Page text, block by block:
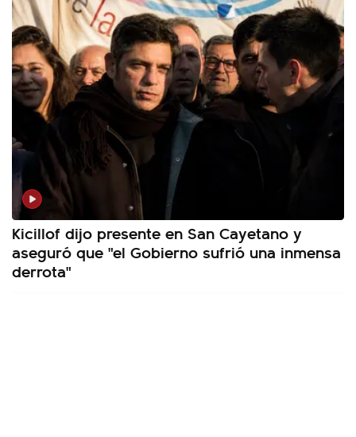
Kicillof dijo presente en San Cayetano y
aseguró que "el Gobierno sufrió una inmensa
derrota"